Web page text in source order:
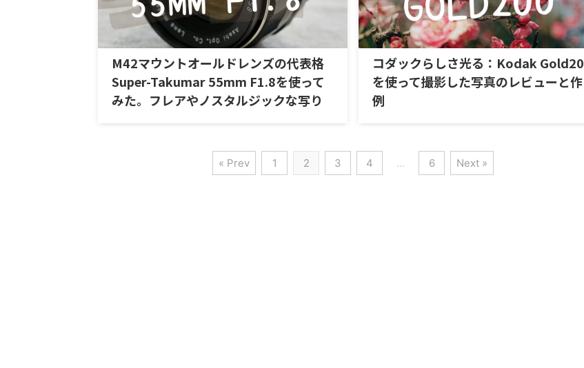
M42マウントオールドレンズの代表格
Super-Takumar 55mm F1.8を使って
みた。フレアやノスタルジックな写り
コダックらしさ光る：Kodak
を使って撮影した写真のレビューと作
例
« Prev 1 2 3 4 … 6 Next »